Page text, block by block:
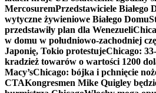
MercosuremPrzedstawiciele Białego
wytyczne żywieniowe Białego Domu
przedstawiły plan dla Wenezueli
w domu w południowo-zachodniej
Japonię, Tokio protestujeChicago:
kradzież towarów o wartości 1200
Macy’sChicago: bójka i pchnięcie
CTAKongresmen Mike Quigley